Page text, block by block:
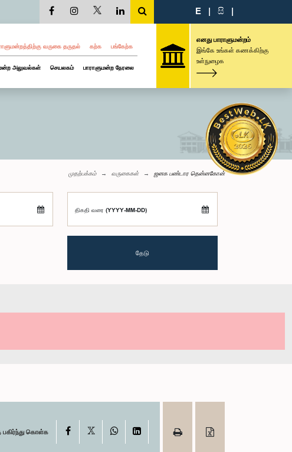
E | සි |
வருகை தருதல் கற்க பங்கேற்க
அலுவல்கள் செயலகம் பாராளுமன்ற நேரலை
எனது பாராளுமன்றம்
இங்கே உங்கள் கணக்கிற்கு
உள்நுழைக
முதற்பக்கம் வருகைகள் ஜனக பண்டார தென்னகோன்
திகதி வரை (YYYY-MM-DD)
தேடு
கொள்க Facebook WhatsAppLinkedIn